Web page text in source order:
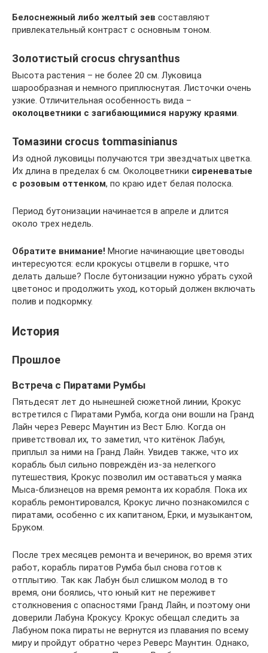
Белоснежный либо желтый зев составляют
привлекательный контраст с основным тоном.
Золотистый crocus chrysanthus
Высота растения – не более 20 см. Луковица
шарообразная и немного приплюснутая. Листочки очень
узкие. Отличительная особенность вида –
околоцветники с загибающимися наружу краями.
Томазини crocus tommasinianus
Из одной луковицы получаются три звездчатых цветка.
Их длина в пределах 6 см. Околоцветники сиреневатые
с розовым оттенком, по краю идет белая полоска.
Период бутонизации начинается в апреле и длится
около трех недель.
Обратите внимание! Многие начинающие цветоводы
интересуются: если крокусы отцвели в горшке, что
делать дальше? После бутонизации нужно убрать сухой
цветонос и продолжить уход, который должен включать
полив и подкормку.
История
Прошлое
Встреча с Пиратами Румбы
Пятьдесят лет до нынешней сюжетной линии, Крокус
встретился с Пиратами Румба, когда они вошли на Гранд
Лайн через Реверс Маунтин из Вест Блю. Когда он
приветствовал их, то заметил, что китёнок Лабун,
приплыл за ними на Гранд Лайн. Увидев также, что их
корабль был сильно повреждён из-за нелегкого
путешествия, Крокус позволил им оставаться у маяка
Мыса-близнецов на время ремонта их корабля. Пока их
корабль ремонтировался, Крокус лично познакомился с
пиратами, особенно с их капитаном, Ёрки, и музыкантом,
Бруком.
После трех месяцев ремонта и вечеринок, во время этих
работ, корабль пиратов Румба был снова готов к
отплытию. Так как Лабун был слишком молод в то
время, они боялись, что юный кит не переживет
столкновения с опасностями Гранд Лайн, и поэтому они
доверили Лабуна Крокусу. Крокус обещал следить за
Лабуном пока пираты не вернутся из плавания по всему
миру и пройдут обратно через Реверс Маунтин. Однако,